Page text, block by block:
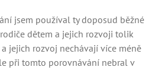
jsem používal ty doposud běžné
dětem a jejich rozvoji tolik
jejich rozvoj nechávají více méně
při tomto porovnávání nebral v